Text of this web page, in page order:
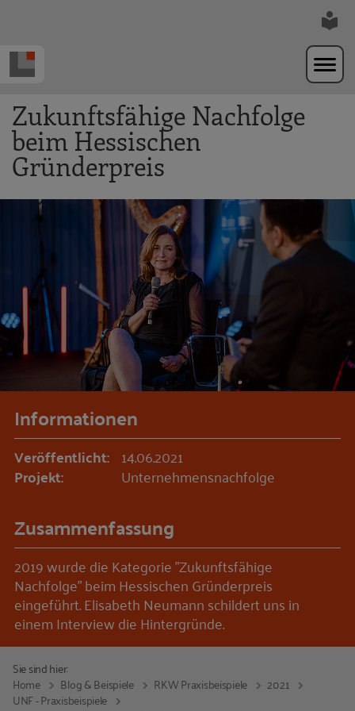
Zukunftsfähige Nachfolge
beim Hessischen
Gründerpreis
Informationen
Veröffentlicht: 14.06.2021
Projekt: Unternehmensnachfolge
Zusammenfassung
2019 wurde die Kategorie "Zukunftsfähige
Nachfolge" beim Hessischen Gründerpreis
eingeführt. Elisabeth Neumann schildert uns in
einem Interview die Hintergründe.
Sie sind hier:
Home
Blog & Beispiele RKW Praxisbeispiele
2021
UNF - Praxisbeispiele